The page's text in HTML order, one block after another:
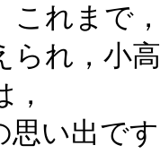
これまで
られ，小
思い出で